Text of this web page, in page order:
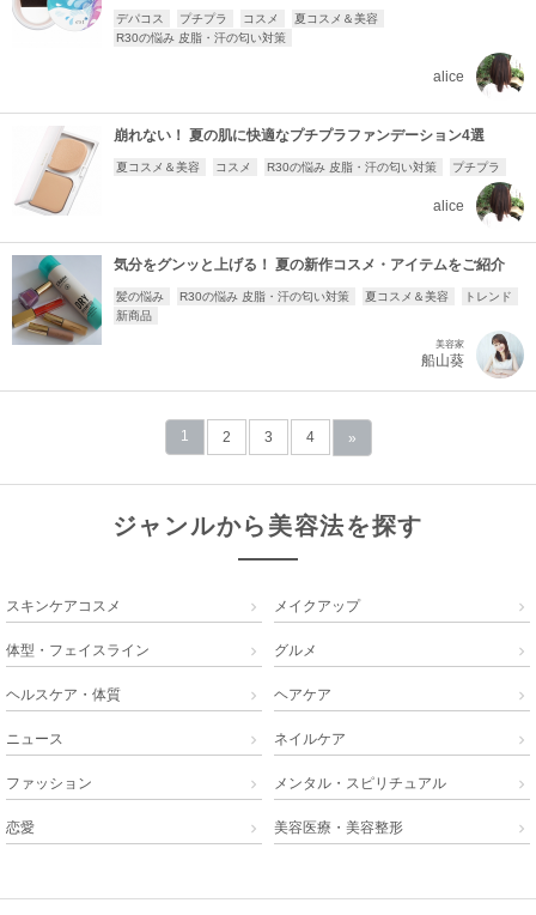
デパコス プチプラ コスメ
夏コスメ＆美容
R30の悩み 皮脂・汗の匂い対策
alice
崩れない！ 夏の肌に快適なプチプラファンデーション4選
夏コスメ＆美容 コスメ R30の悩み 皮脂・汗の匂い対策 プチプラ
alice
気分をグンッと上げる！ 夏の新作コスメ・アイテムをご紹介
髪の悩み R30の悩み 皮脂・汗の匂い対策 夏コスメ＆美容
トレンド
新商品
美容家
船山葵
1 2 3 4 »
ジャンルから美容法を探す
スキンケアコスメ  メイクアップ 
体型・フェイスライン  グルメ 
ヘルスケア・体質  ヘアケア 
ニュース  ネイルケア 
ファッション  メンタル・スピリチュアル 
恋愛  美容医療・美容整形 